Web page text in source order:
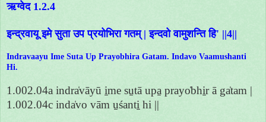
ऋग्वेद 1.2.4
इन्द्रवायू इमे सुता उप प्रयोभिरा गतम् | इन्दवो वामुशन्ति हि' ||4||
Indravaayu Ime Suta Up Prayobhira Gatam. Indavo Vaamushanti
Hi.
1.002.04a indra̍vāyū i̱me su̱tā upa̱ prayo̍bhi̱r ā ga̍tam |
1.002.04c inda̍vo vām u̱śanti̱ hi ||